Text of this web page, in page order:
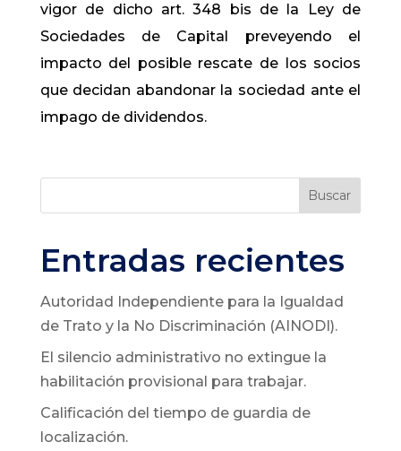
vigor de dicho art. 348 bis de la Ley de
Sociedades de Capital preveyendo el
impacto del posible rescate de los socios
que decidan abandonar la sociedad ante el
impago de dividendos.
Buscar
Entradas recientes
Autoridad Independiente para la Igualdad
de Trato y la No Discriminación (AINODI).
El silencio administrativo no extingue la
habilitación provisional para trabajar.
Calificación del tiempo de guardia de
localización.